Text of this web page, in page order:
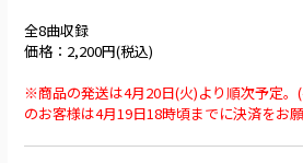
全8曲収録
価格：2,200円(税込)
※商品の発送は4月20日(火)より順次予定。
のお客様は4月19日18時頃までに決済をお